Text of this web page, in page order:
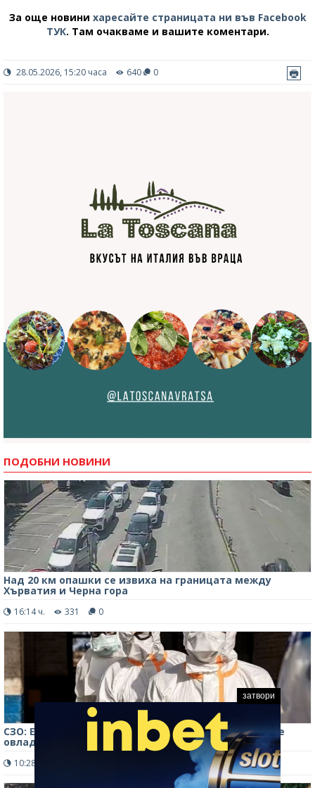
За още новини харесайте страницата ни във Facebook
ТУК. Там очакваме и вашите коментари.
28.05.2026, 15:20 часа 640 0
ПОДОБНИ НОВИНИ
Над 20 км опашки се извиха на границата между
Хърватия и Черна гора
16:14 ч. 331 0
СЗО: Епидемията от ебола в Конго не може да бъде
овладяна
10:28 ч.
затвори